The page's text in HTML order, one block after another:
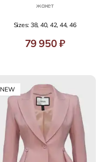
жакет
Sizes: 38, 40, 42, 44, 46
79 950 ₽
NEW